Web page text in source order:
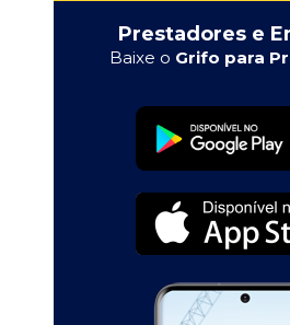
Prestadores e
Baixe o Grifo para